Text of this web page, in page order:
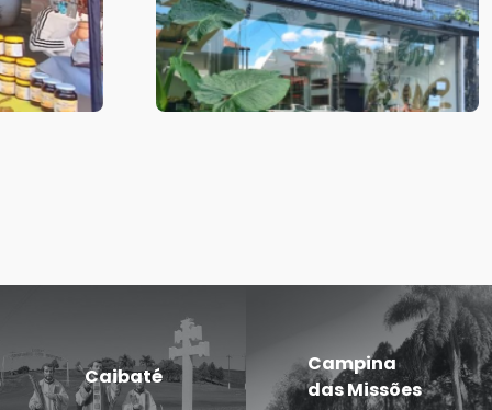
Caibaté
Campina
das Missões